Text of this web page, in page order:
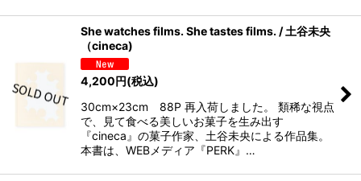
She watches films. She tastes films. / 土谷未央
（cineca)
4,200円(税込)
30cm×23cm 88P 再入荷しました。 類稀な視点
で、見て食べる美しいお菓子を生み出す
『cineca』の菓子作家、土谷未央による作品集。
本書は、WEBメディア『PERK』…